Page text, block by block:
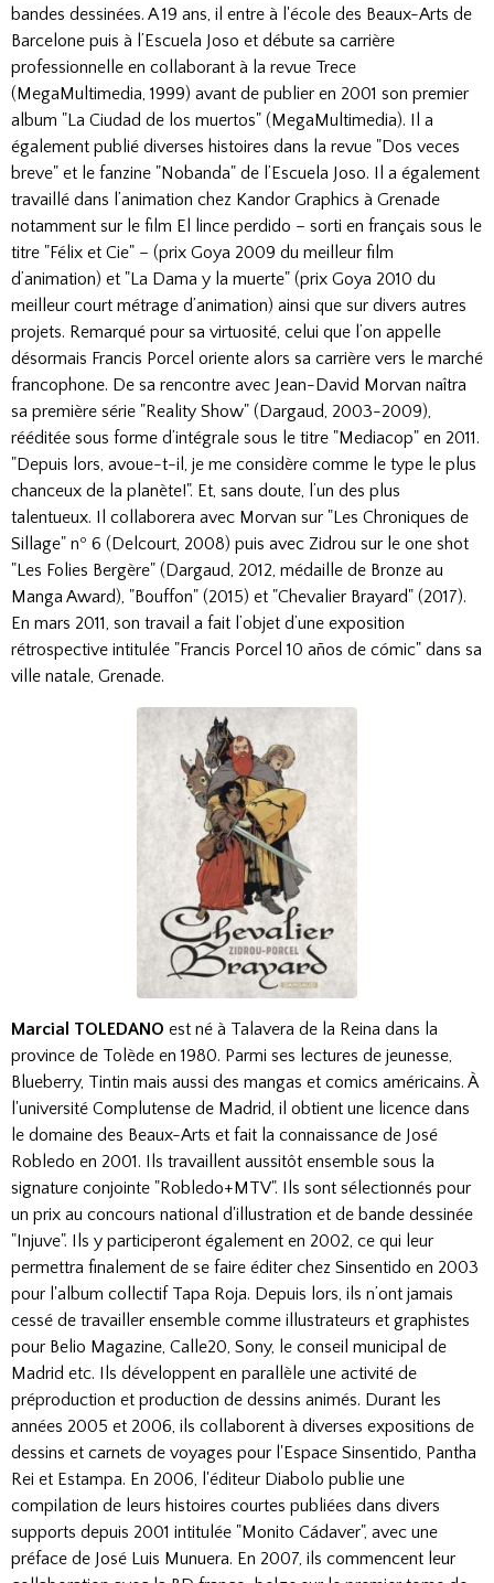
bandes dessinées. A 19 ans, il entre à l'école des Beaux-Arts de
Barcelone puis à l’Escuela Joso et débute sa carrière
professionnelle en collaborant à la revue Trece
(MegaMultimedia, 1999) avant de publier en 2001 son premier
album "La Ciudad de los muertos" (MegaMultimedia). Il a
également publié diverses histoires dans la revue "Dos veces
breve" et le fanzine "Nobanda" de l’Escuela Joso. Il a également
travaillé dans l’animation chez Kandor Graphics à Grenade
notamment sur le film El lince perdido – sorti en français sous le
titre "Félix et Cie" – (prix Goya 2009 du meilleur film
d’animation) et "La Dama y la muerte" (prix Goya 2010 du
meilleur court métrage d’animation) ainsi que sur divers autres
projets. Remarqué pour sa virtuosité, celui que l’on appelle
désormais Francis Porcel oriente alors sa carrière vers le marché
francophone. De sa rencontre avec Jean-David Morvan naîtra
sa première série "Reality Show" (Dargaud, 2003-2009),
rééditée sous forme d’intégrale sous le titre "Mediacop" en 2011.
"Depuis lors, avoue-t-il, je me considère comme le type le plus
chanceux de la planète!". Et, sans doute, l’un des plus
talentueux. Il collaborera avec Morvan sur "Les Chroniques de
Sillage" nº 6 (Delcourt, 2008) puis avec Zidrou sur le one shot
"Les Folies Bergère" (Dargaud, 2012, médaille de Bronze au
Manga Award), "Bouffon" (2015) et "Chevalier Brayard" (2017).
En mars 2011, son travail a fait l’objet d’une exposition
rétrospective intitulée "Francis Porcel 10 años de cómic" dans sa
ville natale, Grenade.
Marcial TOLEDANO est né à Talavera de la Reina dans la
province de Tolède en 1980. Parmi ses lectures de jeunesse,
Blueberry, Tintin mais aussi des mangas et comics américains. À
l'université Complutense de Madrid, il obtient une licence dans
le domaine des Beaux-Arts et fait la connaissance de José
Robledo en 2001. Ils travaillent aussitôt ensemble sous la
signature conjointe "Robledo+MTV". Ils sont sélectionnés pour
un prix au concours national d'illustration et de bande dessinée
"Injuve". Ils y participeront également en 2002, ce qui leur
permettra finalement de se faire éditer chez Sinsentido en 2003
pour l'album collectif Tapa Roja. Depuis lors, ils n’ont jamais
cessé de travailler ensemble comme illustrateurs et graphistes
pour Belio Magazine, Calle20, Sony, le conseil municipal de
Madrid etc. Ils développent en parallèle une activité de
préproduction et production de dessins animés. Durant les
années 2005 et 2006, ils collaborent à diverses expositions de
dessins et carnets de voyages pour l'Espace Sinsentido, Pantha
Rei et Estampa. En 2006, l'éditeur Diabolo publie une
compilation de leurs histoires courtes publiées dans divers
supports depuis 2001 intitulée "Monito Cádaver", avec une
préface de José Luis Munuera. En 2007, ils commencent leur